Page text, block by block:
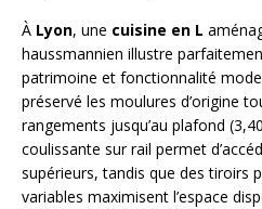
À Lyon, une cuisine en L
haussmannien illustre
patrimoine et fonctionnalité
préservé les moulures d’origine
rangements jusqu’au plafond
coulissante sur rail permet
supérieurs, tandis que des tiroirs
variables maximisent l’espace